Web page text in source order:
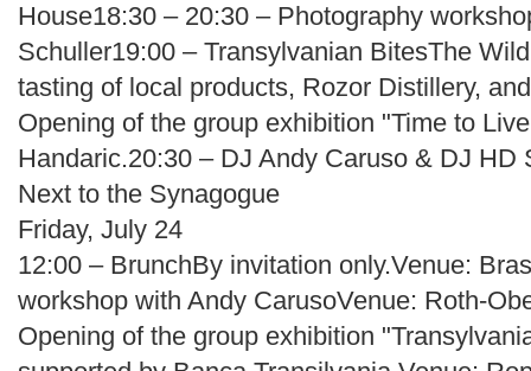
House18:30 – 20:30 – Photography
Schuller19:00 – Transylvanian BitesThe
tasting of local products, Rozor Distillery,
Opening of the group exhibition "Time to
Handaric.20:30 – DJ Andy Caruso & DJ HD
Next to the Synagogue
Friday, July 24
12:00 – BrunchBy invitation only.Venue:
workshop with Andy CarusoVenue: Roth-
Opening of the group exhibition